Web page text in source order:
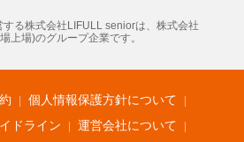
売却査定 不動産投資 アドバイザー
ンク 家賃相場 不動産会社
まちむすび
立ち情報
LIFULL HOME'S PRESS
ータ 不動産転職
る株式会社LIFULL seniorは、株式会社
上場)のグループ企業です。
個人情報保護方針について
ドライン
運営会社について